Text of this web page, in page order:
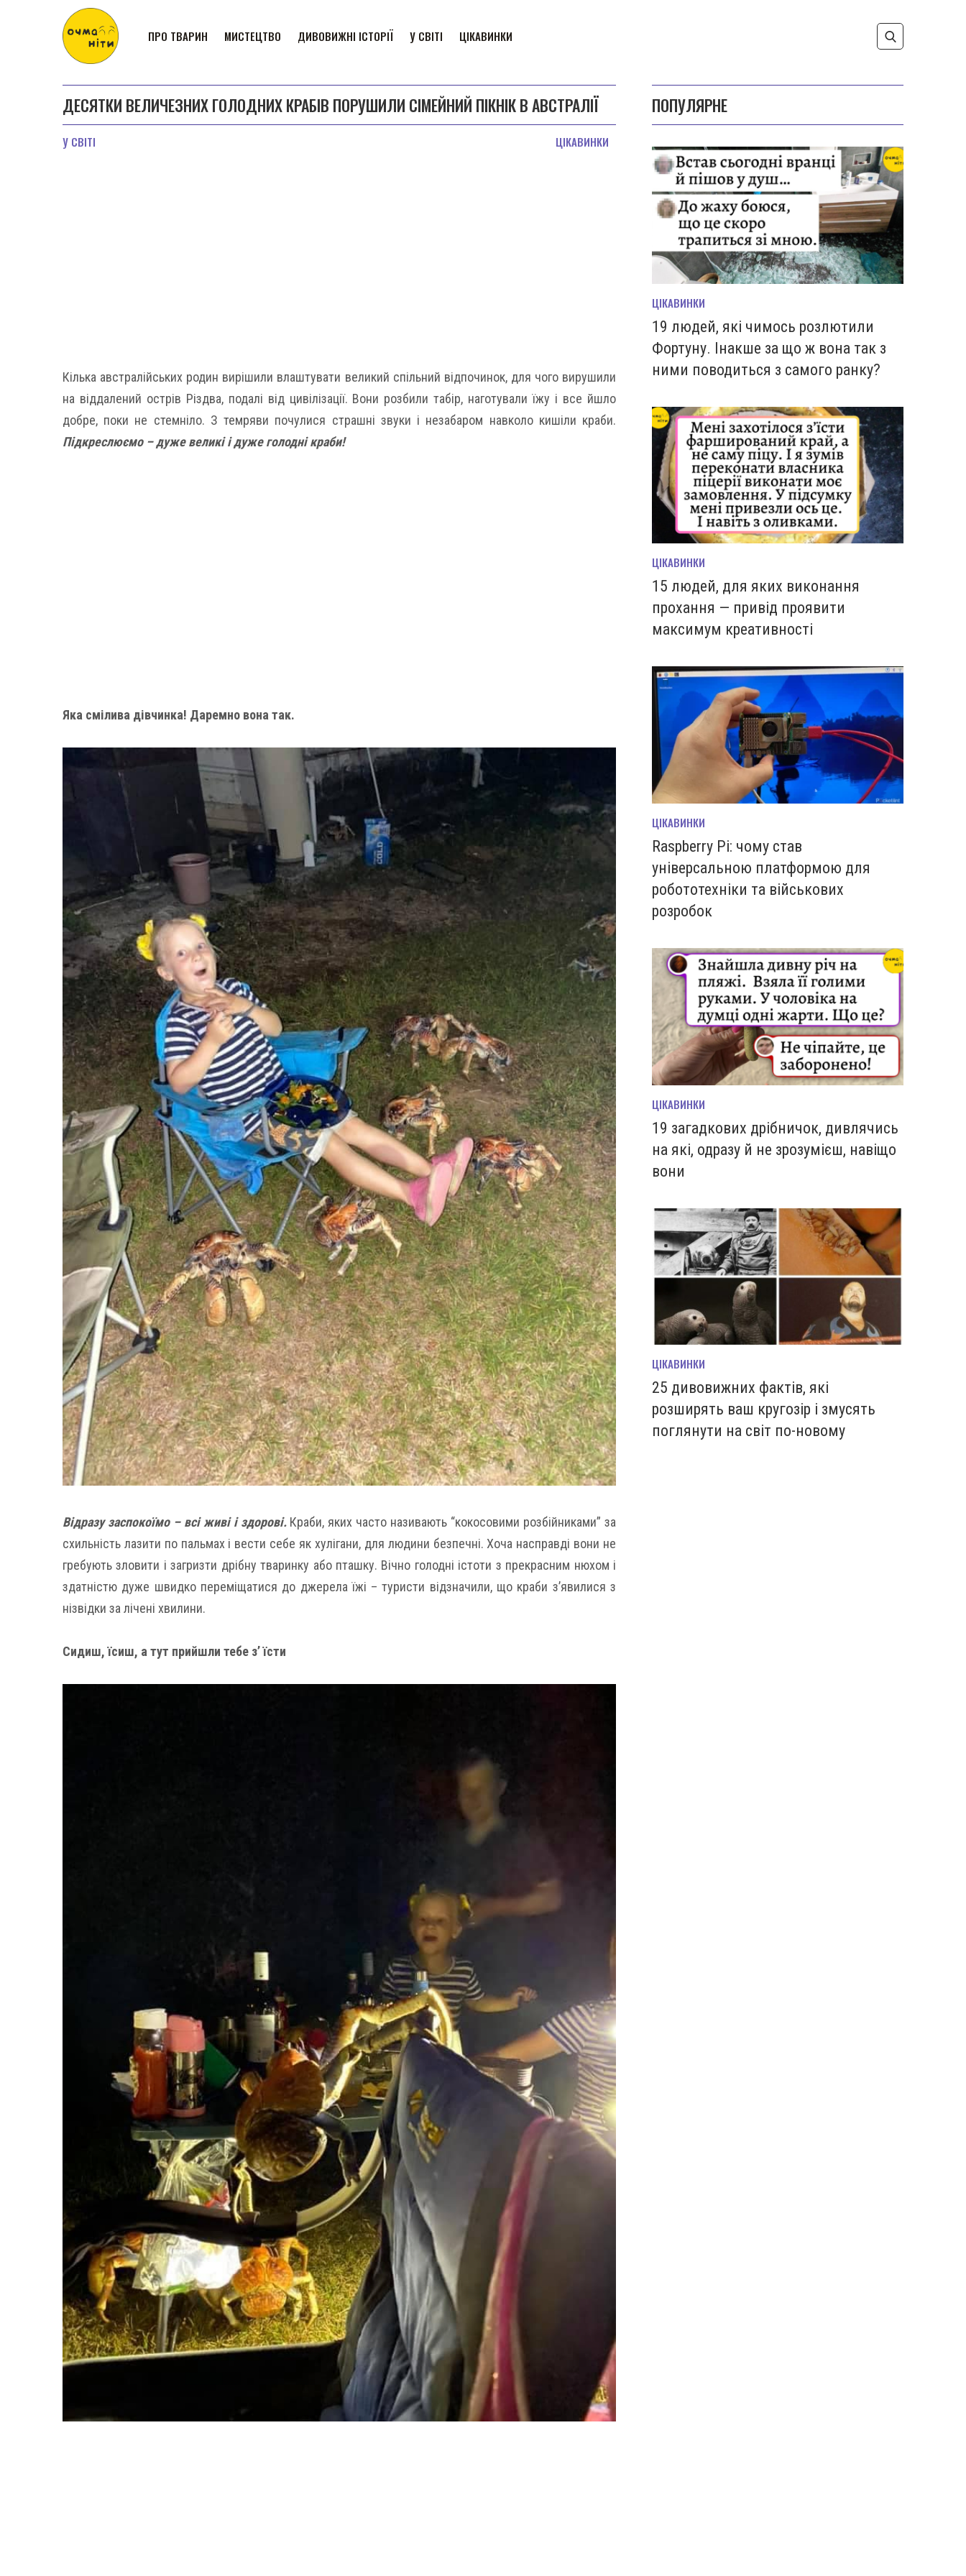
ПРО ТВАРИН МИСТЕЦТВО ДИВОВИЖНІ ІСТОРІЇ У СВІТІ ЦІКАВИНКИ
ДЕСЯТКИ ВЕЛИЧЕЗНИХ ГОЛОДНИХ КРАБІВ ПОРУШИЛИ СІМЕЙНИЙ ПІКНІК В АВСТРАЛІЇ
У СВІТІ ЦІКАВИНКИ
Кілька австралійських родин вирішили влаштувати великий спільний відпочинок, для чого вирушили
на віддалений острів Різдва, подалі від цивілізації. Вони розбили табір, наготували їжу і все йшло
добре, поки не стемніло. З темряви почулися страшні звуки і незабаром навколо кишіли краби.
Підкреслюємо – дуже великі і дуже голодні краби!
Яка смілива дівчинка! Даремно вона так.
Відразу заспокоїмо – всі живі і здорові. Краби, яких часто називають “кокосовими розбійниками” за
схильність лазити по пальмах і вести себе як хулігани, для людини безпечні. Хоча насправді вони не
гребують зловити і загризти дрібну тваринку або пташку. Вічно голодні істоти з прекрасним нюхом і
здатністю дуже швидко переміщатися до джерела їжі – туристи відзначили, що краби з’явилися з
нізвідки за лічені хвилини.
Сидиш, їсиш, а тут прийшли тебе з’ їсти
ПОПУЛЯРНЕ
ЦІКАВИНКИ
19 людей, які чимось розлютили
Фортуну. Інакше за що ж вона так з
ними поводиться з самого ранку?
ЦІКАВИНКИ
15 людей, для яких виконання
прохання — привід проявити
максимум креативності
ЦІКАВИНКИ
Raspberry Pi: чому став
універсальною платформою для
робототехніки та військових
розробок
ЦІКАВИНКИ
19 загадкових дрібничок, дивлячись
на які, одразу й не зрозумієш, навіщо
вони
ЦІКАВИНКИ
25 дивовижних фактів, які
розширять ваш кругозір і змусять
поглянути на світ по-новому